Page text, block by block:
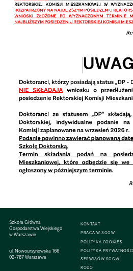
Szkoła Główna
Gospodarstwa Wiejskiego
w Warszawie
ul. Nowoursynowska 166
02-787 Warszawa
KONTAKT
PRACA W SGGW
POLITYKA COOKIES
POLITYKA PRYWATNOŚCI
SERWISÓW SGGW
RODO